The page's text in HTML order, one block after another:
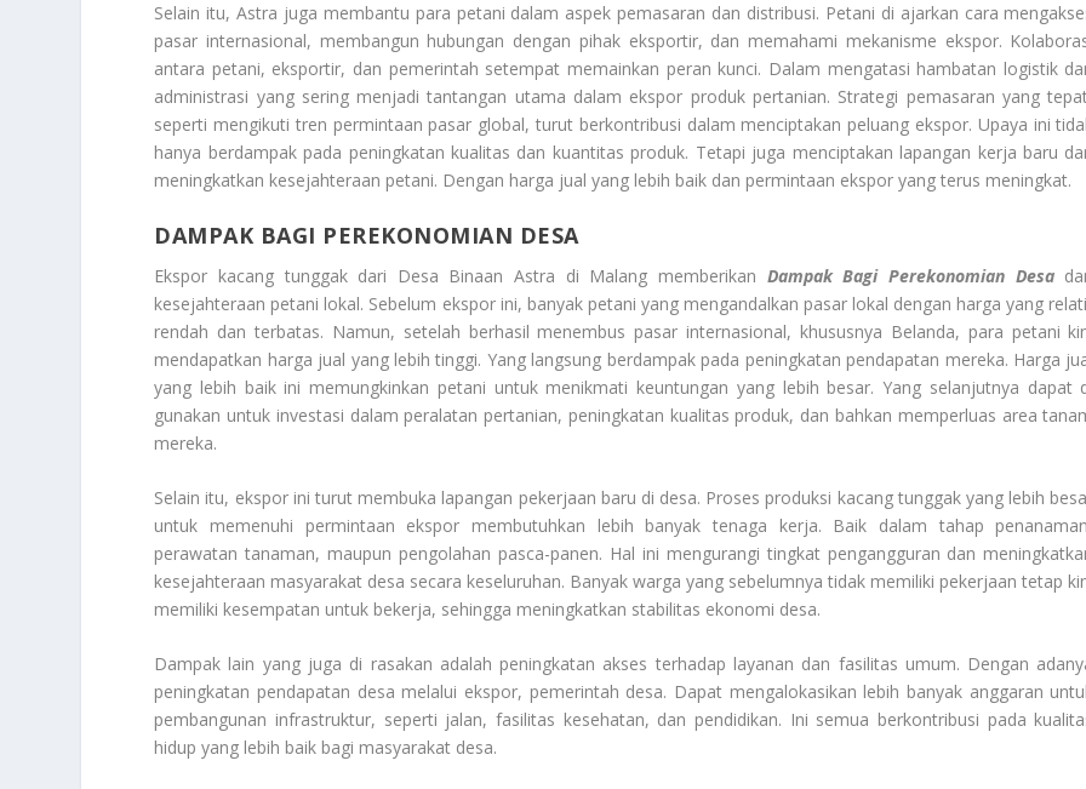
Selain itu, Astra juga membantu para petani dalam aspek pemasaran dan distribusi. Petani di ajarkan cara
pasar internasional, membangun hubungan dengan pihak eksportir, dan memahami mekanisme ekspor.
antara petani, eksportir, dan pemerintah setempat memainkan peran kunci. Dalam mengatasi hambatan logistik
administrasi yang sering menjadi tantangan utama dalam ekspor produk pertanian. Strategi pemasaran yang
seperti mengikuti tren permintaan pasar global, turut berkontribusi dalam menciptakan peluang ekspor. Upaya ini
hanya berdampak pada peningkatan kualitas dan kuantitas produk. Tetapi juga menciptakan lapangan kerja baru
meningkatkan kesejahteraan petani. Dengan harga jual yang lebih baik dan permintaan ekspor yang terus meningkat.
DAMPAK BAGI PEREKONOMIAN DESA
Ekspor kacang tunggak dari Desa Binaan Astra di Malang memberikan Dampak Bagi Perekonomian Desa
kesejahteraan petani lokal. Sebelum ekspor ini, banyak petani yang mengandalkan pasar lokal dengan harga yang
rendah dan terbatas. Namun, setelah berhasil menembus pasar internasional, khususnya Belanda, para petani
mendapatkan harga jual yang lebih tinggi. Yang langsung berdampak pada peningkatan pendapatan mereka. Harga
yang lebih baik ini memungkinkan petani untuk menikmati keuntungan yang lebih besar. Yang selanjutnya dapat
gunakan untuk investasi dalam peralatan pertanian, peningkatan kualitas produk, dan bahkan memperluas area
mereka.
Selain itu, ekspor ini turut membuka lapangan pekerjaan baru di desa. Proses produksi kacang tunggak yang lebih
untuk memenuhi permintaan ekspor membutuhkan lebih banyak tenaga kerja. Baik dalam tahap
perawatan tanaman, maupun pengolahan pasca-panen. Hal ini mengurangi tingkat pengangguran dan
kesejahteraan masyarakat desa secara keseluruhan. Banyak warga yang sebelumnya tidak memiliki pekerjaan tetap
memiliki kesempatan untuk bekerja, sehingga meningkatkan stabilitas ekonomi desa.
Dampak lain yang juga di rasakan adalah peningkatan akses terhadap layanan dan fasilitas umum. Dengan
peningkatan pendapatan desa melalui ekspor, pemerintah desa. Dapat mengalokasikan lebih banyak anggaran
pembangunan infrastruktur, seperti jalan, fasilitas kesehatan, dan pendidikan. Ini semua berkontribusi pada
hidup yang lebih baik bagi masyarakat desa.